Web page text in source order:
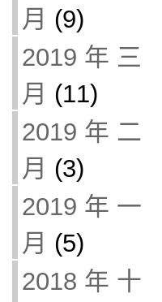
月 (9)
2019 年 三
月 (11)
2019 年 二
月 (3)
2019 年 一
月 (5)
2018 年 十